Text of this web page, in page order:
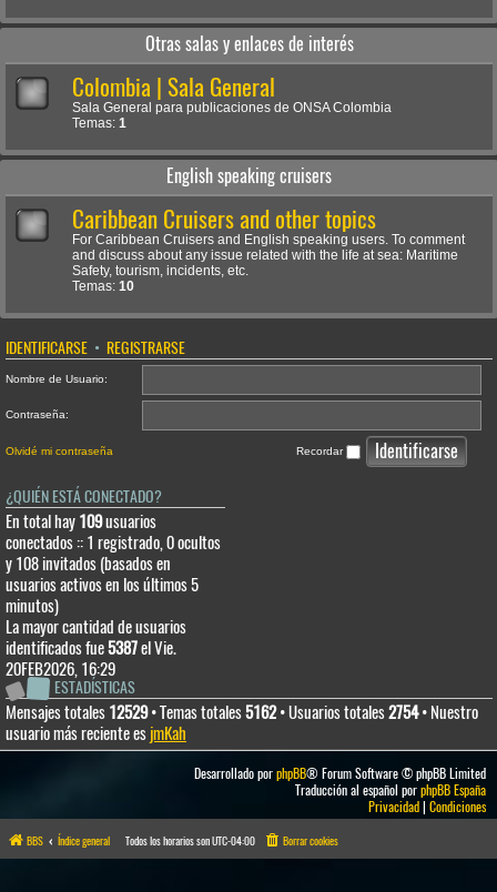
Otras salas y enlaces de interés
Colombia | Sala General
Sala General para publicaciones de ONSA Colombia
Temas: 1
English speaking cruisers
Caribbean Cruisers and other topics
For Caribbean Cruisers and English speaking users. To comment
and discuss about any issue related with the life at sea: Maritime
Safety, tourism, incidents, etc.
Temas: 10
IDENTIFICARSE • REGISTRARSE
Nombre de Usuario:
Contraseña:
Olvidé mi contraseña Recordar
¿QUIÉN ESTÁ CONECTADO?
En total hay 109usuarios
conectados :: 1 registrado, 0 ocultos
y 108 invitados (basados en
usuarios activos en los últimos 5
minutos)
La mayor cantidad de usuarios
identificados fue5387el Vie.
20FEB2026, 16:29
ESTADÍSTICAS
Mensajes totales 12529• Temas totales5162• Usuarios totales2754• Nuestro
usuario más reciente es jmKah
Desarrollado porphpBB® Forum Software © phpBB Limited
Traducción al español porphpBB España
Privacidad| Condiciones
BBS Índice general Todos los horarios sonUTC-04:00 Borrar cookies